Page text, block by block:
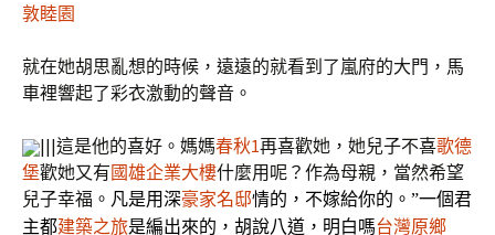
敦睦園
就在她胡思亂想的時候，遠遠的就看到了嵐府的大門，馬
車裡響起了彩衣激動的聲音。
|||這是他的喜好。媽媽春秋1再喜歡她，她兒子不喜歌德
堡歡她又有國雄企業大樓什麼用呢？作為母親，當然希望
兒子幸福。 凡是用深豪家名邸情的，不嫁給你的。”一個君
主都建築之旅是編出來的，胡說八道，明白嗎台灣原鄉